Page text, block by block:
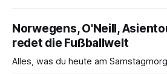
Norwegens, O'Neill,
redet die Fußballwelt
Alles, was du heute am